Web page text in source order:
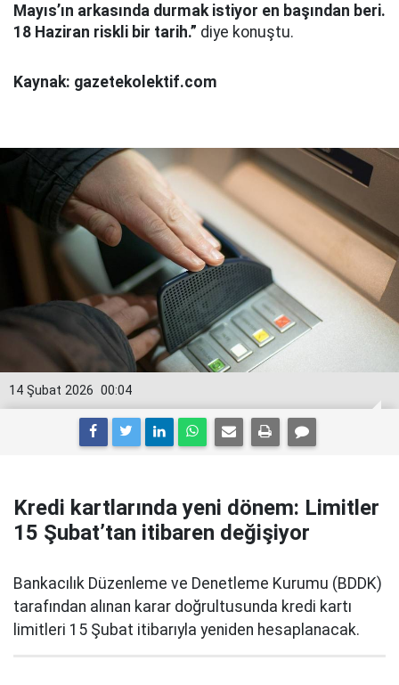
Mayıs’ın arkasında durmak istiyor en başından beri.
18 Haziran riskli bir tarih.” diye konuştu.
Kaynak: gazetekolektif.com
00:04
14 Şubat 2026
Kredi kartlarında yeni dönem: Limitler
15 Şubat’tan itibaren değişiyor
Bankacılık Düzenleme ve Denetleme Kurumu (BDDK)
tarafından alınan karar doğrultusunda kredi kartı
limitleri 15 Şubat itibarıyla yeniden hesaplanacak.